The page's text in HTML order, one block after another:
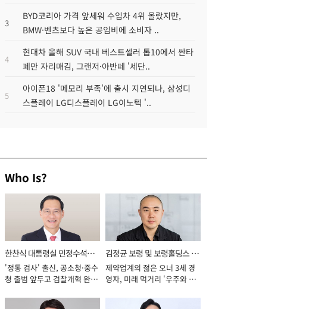
3
BYD코리아 가격 앞세워 수입차 4위 올랐지만,
BMW·벤츠보다 높은 공임비에 소비자 ..
4
현대차 올해 SUV 국내 베스트셀러 톱10에서 싼타
페만 자리매김, 그랜저·아반떼 '세단..
5
아이폰18 '메모리 부족'에 출시 지연되나, 삼성디
스플레이 LG디스플레이 LG이노텍 '..
Who Is?
한찬식 대통령실 민정수석비
서관
'정통 검사' 출신, 공소청·중수
청 출범 앞두고 검찰개혁 완수
김정균 보령 및 보령홀딩스 대
표이사 사장
제약업계의 젊은 오너 3세 경
영자, 미래 먹거리 '우주와 헬